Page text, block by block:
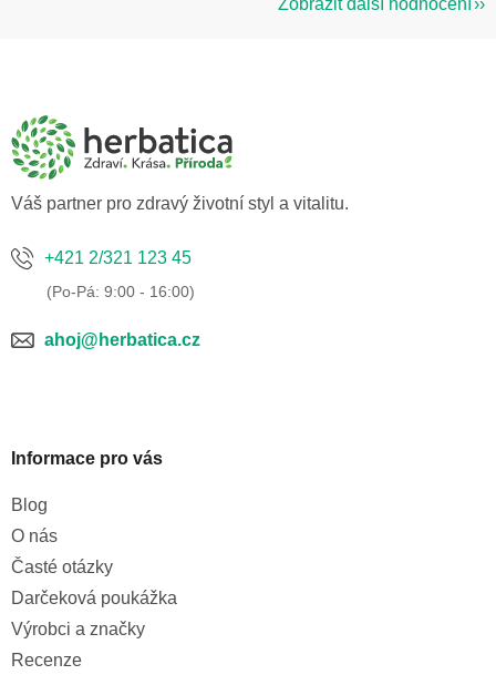
a
Váš partner pro zdravý životní styl a vitalitu.
+421 2/321 123 45
ahoj@herbatica.cz
Informace pro vás
Blog
O nás
Časté otázky
Darčeková poukážka
Výrobci a značky
Recenze